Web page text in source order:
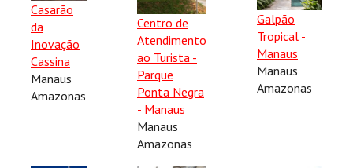
Casarão
da
Inovação
Cassina
Manaus
Amazonas
Centro de
Atendimento
ao Turista -
Parque
Ponta Negra
- Manaus
Manaus
Amazonas
Galpão
Tropical -
Manaus
Manaus
Amazonas